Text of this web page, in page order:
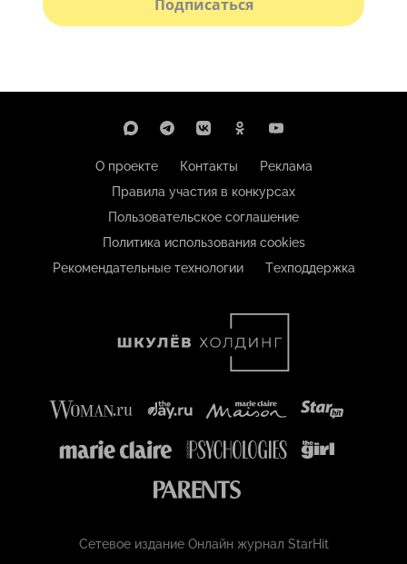
Подписаться
О проекте Контакты
Реклама
Правила участия в конкурсах
Пользовательское соглашение
Политика использования cookies
Рекомендательные технологии
Техподдержка
Сетевое издание Онлайн журнал StarHit